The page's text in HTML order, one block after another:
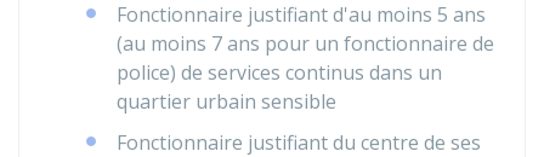
Fonctionnaire justifiant d'au moins 5 ans
(au moins 7 ans pour un fonctionnaire de
police) de services continus dans un
quartier urbain sensible
Fonctionnaire justifiant du centre de ses